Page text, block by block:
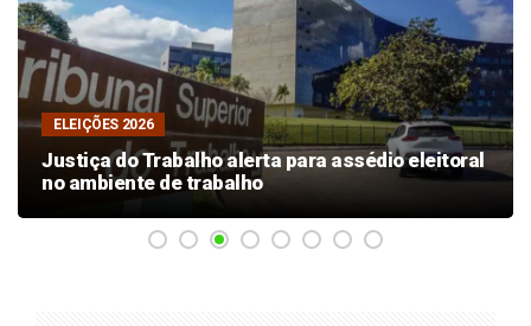
ELEIÇÕES 2026
Justiça do Trabalho alerta para assédio eleitoral
no ambiente de trabalho